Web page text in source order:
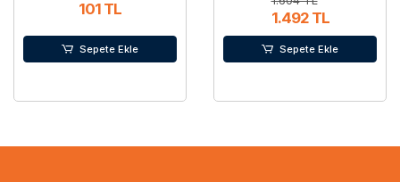
101 TL
Sepete Ekle
1.492 TL
Sepete Ekle